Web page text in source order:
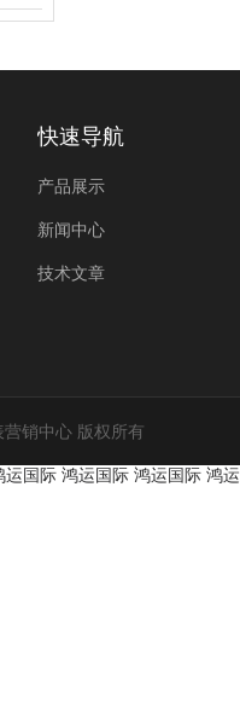
快速导航
产品展示
新闻中心
技术文章
销中心 版权所有
运国际 鸿运国际 鸿运国际 鸿